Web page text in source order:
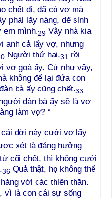
chết đi, đã có vợ mà
phải lấy nàng, để sinh
em mình.29 Vậy nhà kia
anh cả lấy vợ, nhưng
Người thứ hai,31 rồi
vợ goá ấy. Cứ như vậy,
không để lại đứa con
bà ấy cũng chết.33
đàn bà ấy sẽ là vợ
làm vợ? “
cái đời này cưới vợ lấy
xét là đáng hưởng
cõi chết, thì không cưới
36 Quả thật, họ không thể
với các thiên thần.
vì là con cái sự sống